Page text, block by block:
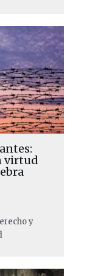
virtud
y